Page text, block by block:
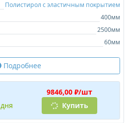
Полистирол с эластичным покрытием
400мм
2500мм
60мм
Подробнее
9846,00 ₽/шт
дня
Купить